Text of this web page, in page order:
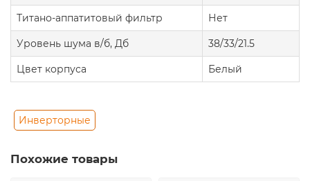
Титано-аппатитовый фильтр Нет
Уровень шума в/б, Дб 38/33/21.5
Цвет корпуса Белый
Инверторные
Похожие товары